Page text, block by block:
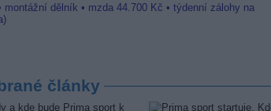
montážní dělník • mzda 44.700 Kč • týdenní zálohy na
články